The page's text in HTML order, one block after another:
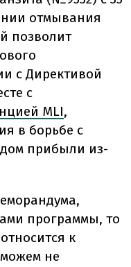
отмывания
позволит
с Директивой
с
MLI,
в борьбе с
прибыли из-
программы, то
к
не